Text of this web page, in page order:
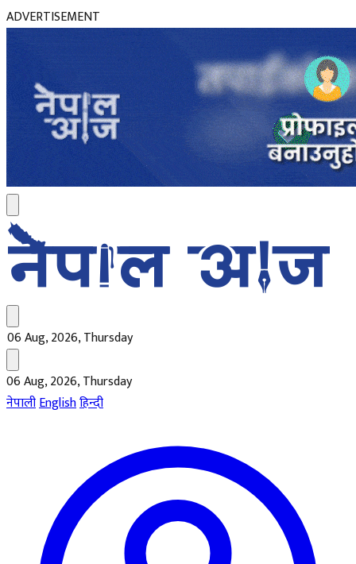
ADVERTISEMENT
06 Aug, 2026, Thursday
06 Aug, 2026, Thursday
नेपालीEnglishहिन्दी